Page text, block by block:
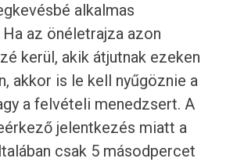
alkalmas
az önéletrajza azon
kerül, akik átjutnak ezeken
akkor is le kell nyűgöznie a
a felvételi menedzsert. A
jelentkezés miatt a
csak 5 másodpercet